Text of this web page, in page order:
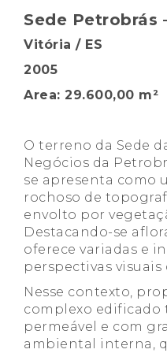
Sede Petrobrás
Vitória / ES
2005
Area: 29.600,00 m²
O terreno da Sede
Negócios da
se apresenta como
rochoso de
envolto por
Destacando-se
oferece variadas e
perspectivas visuais
Nesse contexto,
complexo edificado
permeável e com
ambiental interna,